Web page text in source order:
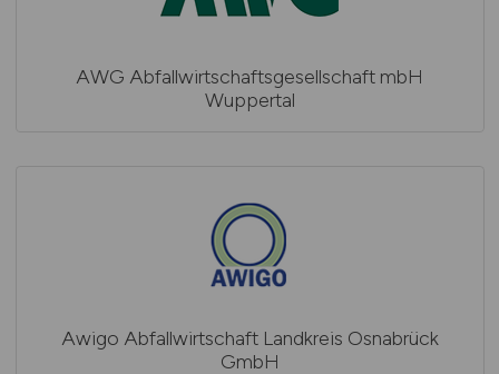
AWG Abfallwirtschaftsgesellschaft mbH
Wuppertal
Awigo Abfallwirtschaft Landkreis Osnabrück
GmbH